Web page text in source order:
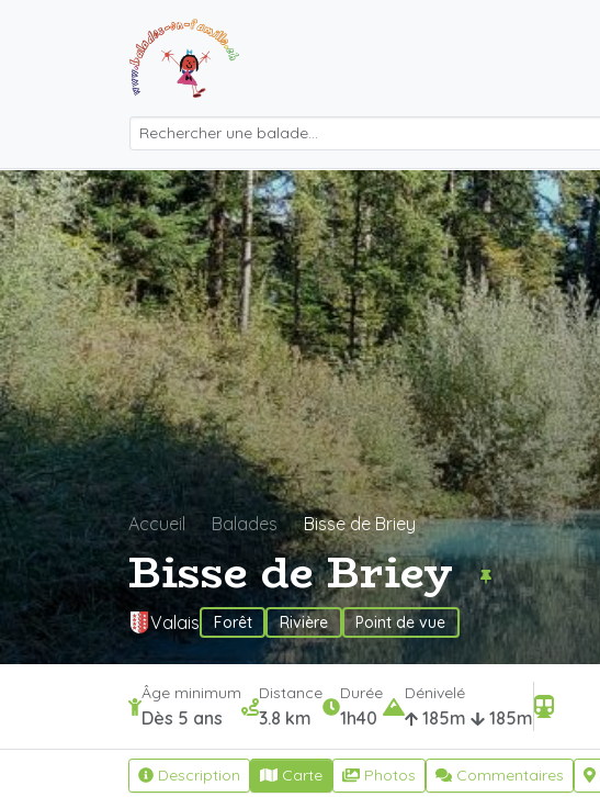
Accueil Balades Bisse de Briey
Bisse de Briey
Valais Forêt Rivière Point de vue
Âge minimum
Dès 5 ans
Distance
3.8 km
Durée
1h40
Dénivelé
185m 185m
Description Carte Photos Commentaires